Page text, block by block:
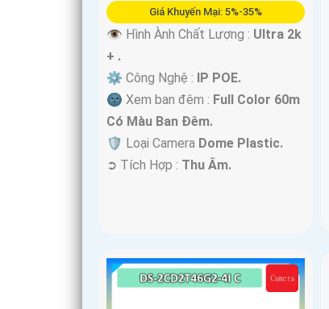
Giá Khuyến Mại: 5%-35%
👁 Hình Ành Chất Lượng : Ultra 2k
+ .
⚙ Công Nghệ : IP POE.
🌚 Xem ban đêm : Full Color 60m
Có Màu Ban Ðêm.
🛡 Loại Camera Dome Plastic.
️➲ Tích Hợp : Thu Âm.